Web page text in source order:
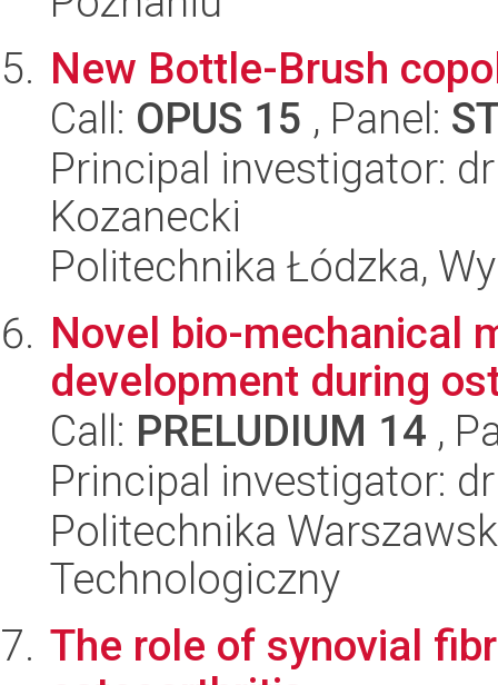
New Bottle-Brush
Call: OPUS 15 , Panel:
Principal investigator:
Kozanecki
Politechnika Łódzka,
Novel bio-mechanical
development during
Call: PRELUDIUM 14 ,
Principal investigator:
Politechnika
Technologiczny
The role of synovial